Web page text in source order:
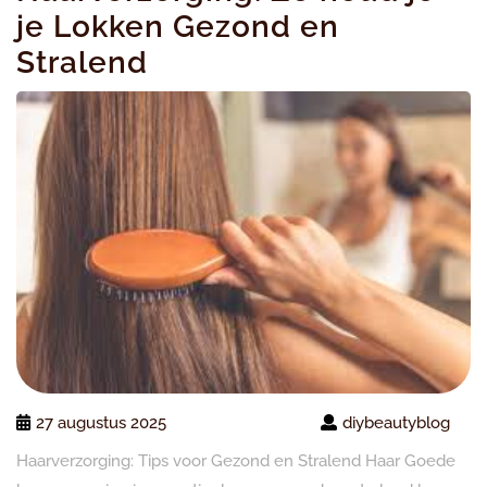
je Lokken Gezond en
Stralend
27 augustus 2025
diybeautyblog
Haarverzorging: Tips voor Gezond en Stralend Haar Goede